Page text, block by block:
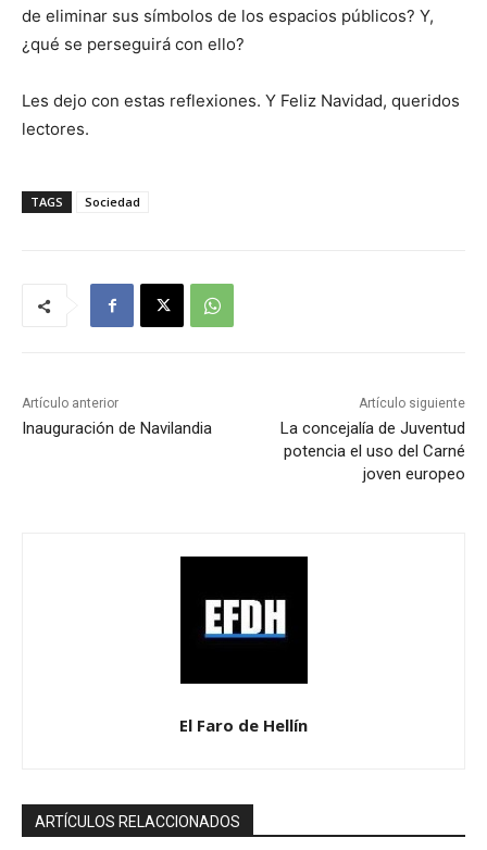
de eliminar sus símbolos de los espacios públicos? Y,
¿qué se perseguirá con ello?
Les dejo con estas reflexiones. Y Feliz Navidad, queridos
lectores.
TAGS Sociedad
Artículo anterior
Inauguración de Navilandia
Artículo siguiente
La concejalía de Juventud
potencia el uso del Carné
joven europeo
El Faro de Hellín
ARTÍCULOS RELACCIONADOS